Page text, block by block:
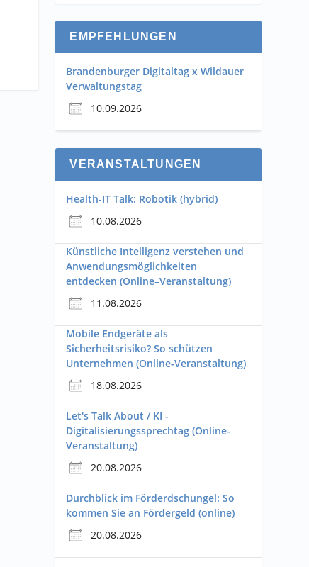
EMPFEHLUNGEN
Brandenburger Digitaltag x Wildauer
Verwaltungstag
10.09.2026
VERANSTALTUNGEN
Health-IT Talk: Robotik (hybrid)
10.08.2026
Künstliche Intelligenz verstehen und
Anwendungsmöglichkeiten
entdecken (Online–Veranstaltung)
11.08.2026
Mobile Endgeräte als
Sicherheitsrisiko? So schützen
Unternehmen (Online-Veranstaltung)
18.08.2026
Let's Talk About / KI -
Digitalisierungssprechtag (Online-
Veranstaltung)
20.08.2026
Durchblick im Förderdschungel: So
kommen Sie an Fördergeld (online)
20.08.2026